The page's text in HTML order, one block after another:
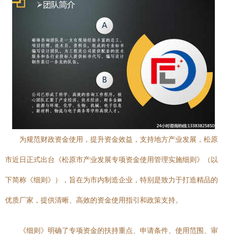
为规范财政资金使用，提升资金效益，支持地方产业发展，松原
市近日正式出台《松原市产业发展专项资金使用管理实施细则》（以
下简称《细则》），旨在为市内制造企业，特别是致力于打造精品的
优质厂家，提供清晰、高效的资金使用指引和政策支持。
《细则》明确了专项资金的扶持重点、申请条件、使用范围、审